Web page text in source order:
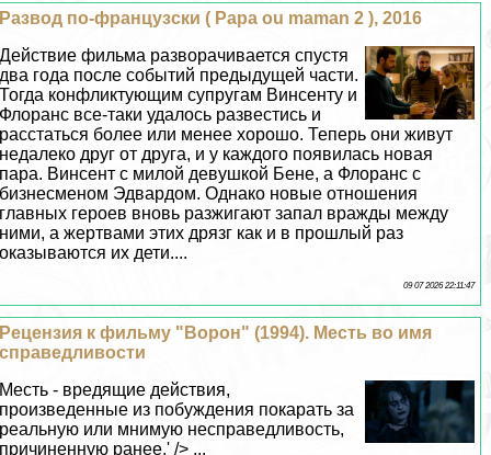
Развод по-французски ( Papa ou maman 2 ), 2016
Действие фильма разворачивается спустя
два года после событий предыдущей части.
Тогда конфликтующим супругам Винсенту и
Флоранс все-таки удалось развестись и
расстаться более или менее хорошо. Теперь они живут
недалеко друг от друга, и у каждого появилась новая
пара. Винсент с милой дeвyшкой Бене, а Флоранс с
бизнесменом Эдвардом. Однако новые отношения
главных героев вновь разжигают запал вражды между
ними, а жертвами этих дрязг как и в прошлый раз
оказываются их дети....
09 07 2026 22:11:47
Рецензия к фильму "Ворон" (1994). Месть во имя
справедливости
Месть - вредящие действия,
произведенные из побуждения покарать за
реальную или мнимую несправедливость,
причиненную ранее.' /> ...